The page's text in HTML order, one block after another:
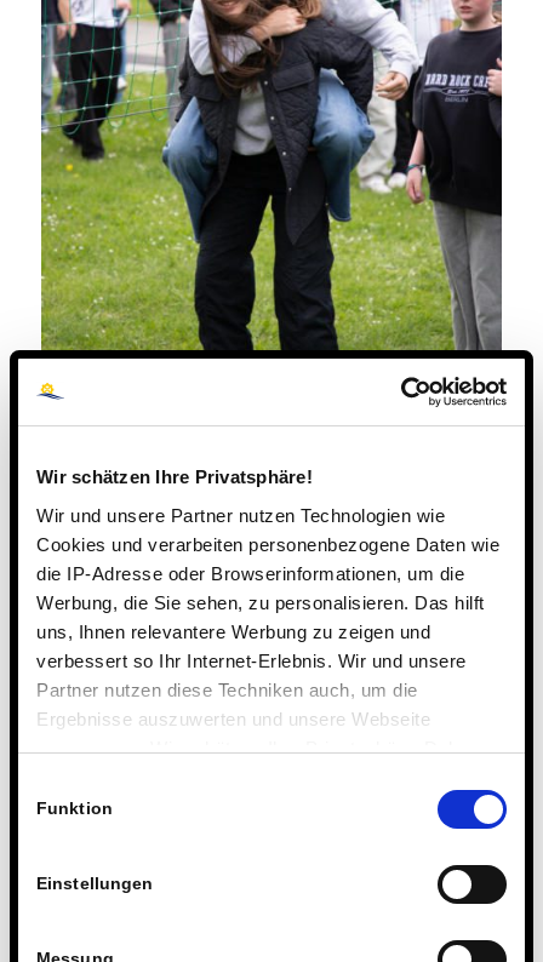
Wir schätzen Ihre Privatsphäre!
Wir und unsere Partner nutzen Technologien wie
Cookies und verarbeiten personenbezogene Daten wie
die IP-Adresse oder Browserinformationen, um die
Werbung, die Sie sehen, zu personalisieren. Das hilft
uns, Ihnen relevantere Werbung zu zeigen und
verbessert so Ihr Internet-Erlebnis. Wir und unsere
Partner nutzen diese Techniken auch, um die
Ergebnisse auszuwerten und unsere Webseite
anzupassen. Wir schätzen Ihre Privatsphäre. Daher
Technologien.
Funktion
Einstellungen